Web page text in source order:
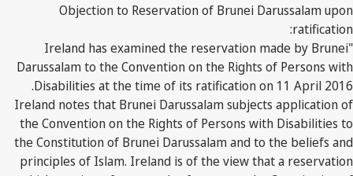
Objection to Reservation of Brunei Darussalam upon
ratification:
"Ireland has examined the reservation made by Brunei
Darussalam to the Convention on the Rights of Persons with
Disabilities at the time of its ratification on 11 April 2016.
Ireland notes that Brunei Darussalam subjects application of
the Convention on the Rights of Persons with Disabilities to
the Constitution of Brunei Darussalam and to the beliefs and
principles of Islam. Ireland is of the view that a reservation